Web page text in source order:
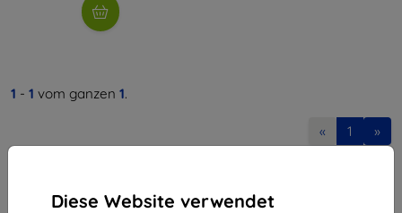
Diese Website verwendet
1 - 1 vom ganzen 1.
« 1 »